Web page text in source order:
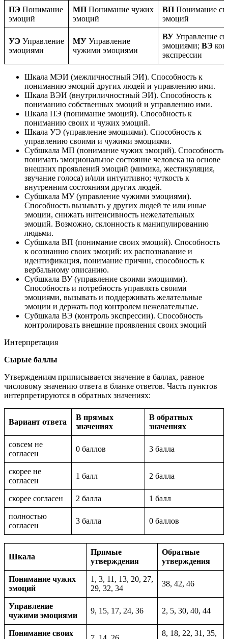
ПЭ Понимание
эмоций
МП Понимание чужих
эмоций
ВП Понимание
эмоций
УЭ Управление
эмоциями
МУ Управление
чужими эмоциями
ВУ Управление
эмоциями; ВЭ
экспрессии
Шкала МЭИ (межличностный ЭИ). Способность к
пониманию эмоций других людей и управлению ими.
Шкала ВЭИ (внутриличностный ЭИ). Способность к
пониманию собственных эмоций и управлению ими.
Шкала ПЭ (понимание эмоций). Способность к
пониманию своих и чужих эмоций.
Шкала УЭ (управление эмоциями). Способность к
управлению своими и чужими эмоциями.
Субшкала МП (понимание чужих эмоций). Способность
понимать эмоциональное состояние человека на основе
внешних проявлений эмоций (мимика, жестикуляция,
звучание голоса) и/или интуитивно; чуткость к
внутренним состояниям других людей.
Субшкала МУ (управление чужими эмоциями).
Способность вызывать у других людей те или иные
эмоции, снижать интенсивность нежелательных
эмоций. Возможно, склонность к манипулированию
людьми.
Субшкала ВП (понимание своих эмоций). Способность
к осознанию своих эмоций: их распознавание и
идентификация, понимание причин, способность к
вербальному описанию.
Субшкала ВУ (управление своими эмоциями).
Способность и потребность управлять своими
эмоциями, вызывать и поддерживать желательные
эмоции и держать под контролем нежелательные.
Субшкала ВЭ (контроль экспрессии). Способность
контролировать внешние проявления своих эмоций
Интерпретация
Сырые баллы
Утверждениям приписывается значение в баллах, равное
числовому значению ответа в бланке ответов. Часть пунктов
интерпретируются в обратных значениях:
Вариант ответа
В прямых
значениях
В обратных
значениях
совсем не
согласен
0 баллов 3 балла
скорее не
согласен
1 балл 2 балла
скорее согласен 2 балла 1 балл
полностью
согласен
3 балла 0 баллов
Шкала
Прямые
утверждения
Обратные
утверждения
Понимание чужих
эмоций
1, 3, 11, 13, 20, 27,
29, 32, 34
38, 42, 46
Управление
чужими эмоциями
9, 15, 17, 24, 36 2, 5, 30, 40, 44
Понимание своих
8, 18, 22, 31, 35,